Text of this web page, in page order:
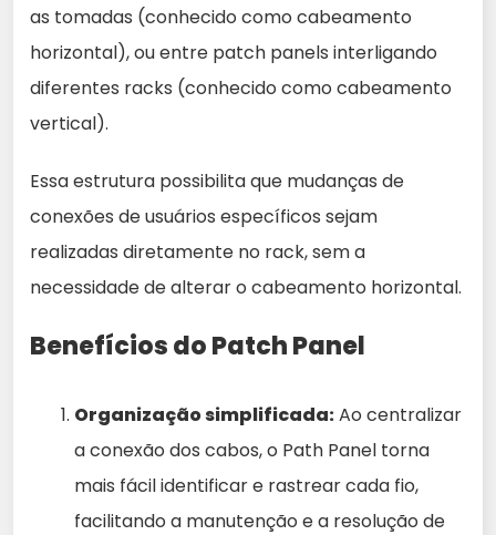
as tomadas (conhecido como cabeamento
horizontal), ou entre patch panels interligando
diferentes racks (conhecido como cabeamento
vertical).
Essa estrutura possibilita que mudanças de
conexões de usuários específicos sejam
realizadas diretamente no rack, sem a
necessidade de alterar o cabeamento horizontal.
Benefícios do Patch Panel
Organização simplificada:Ao centralizar
a conexão dos cabos, o Path Panel torna
mais fácil identificar e rastrear cada fio,
facilitando a manutenção e a resolução de